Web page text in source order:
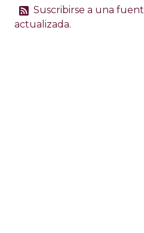
Suscribirse a una
actualizada.